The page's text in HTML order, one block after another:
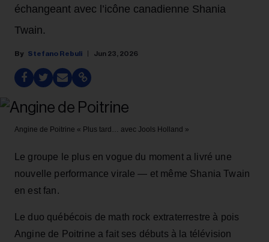
échangeant avec l’icône canadienne Shania
Twain.
Stefano Rebuli Jun 23, 2026
Angine de Poitrine « Plus tard… avec Jools Holland »
Le groupe le plus en vogue du moment a livré une
nouvelle performance virale — et même Shania Twain
en est fan.
Le duo québécois de math rock extraterrestre à pois
Angine de Poitrine a fait ses débuts à la télévision